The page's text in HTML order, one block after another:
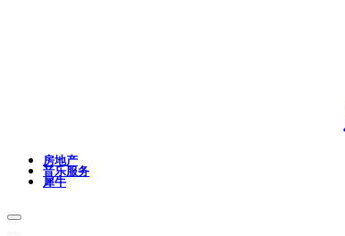
房地产
音乐服务
犀牛